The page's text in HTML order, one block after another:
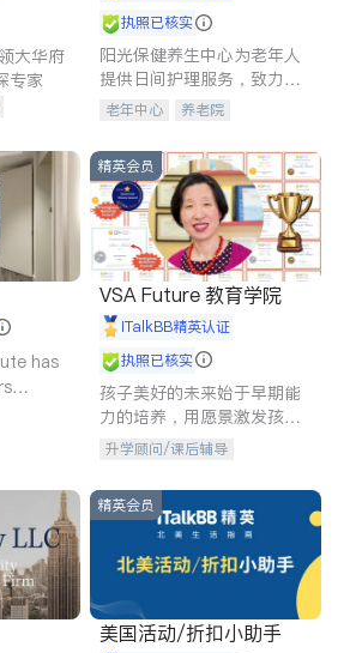
大华府
专家
商
执照已核实
阳光保健养生中心为老年人
提供日间护理服务，致力于
通过持续的护理创新来有效
老年中心 养老院
has
精英会员
VSA Future 教育学院
iTalkBB精英认证
执照已核实
孩子美好的未来始于早期能
力的培养，用愿景激发孩子
的学习潜力和动力。理念：
拥有成长型心态是成功的基
石。
升学顾问/课后辅导
精英会员
美国活动/折扣小助手